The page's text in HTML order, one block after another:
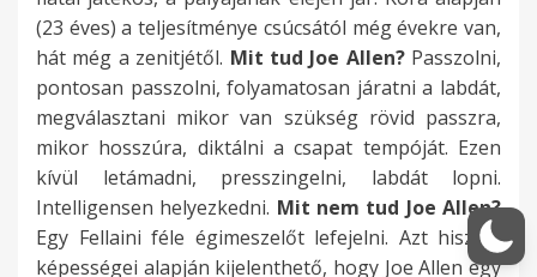
a
d
i
t
á
b
o
r
a
r
r
a
r
d
k
ö
z
é
4
-
é
t
b
o
a
n
m
o
l
t
,
á
h
z
é
r
t
e
t
v
e
a
m
i
t
j
á
k
í
v
á
n
c
s
i
l
h
ö
g
n
e
k
e
z
e
e
n
,
s
z
ó
v
a
l
é
k
á
r
a
.
H
a
n
n
a
z
e
l
t
ű
n
ő
é
s
z
e
t
m
á
r
é
s
z
é
v
é
a
c
(23 éves) a teljesítménye csúcsától még évekre van,
hát még a zenitjétől. Mit tud Joe Allen?Passzolni,
pontosan passzolni, folyamatosan járatni a labdát,
megválasztani mikor van szükség rövid passzra,
mikor hosszúra, diktálni a csapat tempóját. Ezen
kívül letámadni, presszingelni, labdát lopni.
Intelligensen helyezkedni. Mit nem tud Joe Allen?
Egy Fellaini féle égimeszelőt lefejelni. Azt hiszem
képességei alapján kijelenthető, hogy Joe Allen egy